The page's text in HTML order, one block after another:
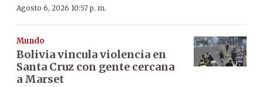
Agosto 6, 2026 10:57 p. m.
Mundo
Bolivia vincula violencia en
Santa Cruz con gente cercana
a Marset